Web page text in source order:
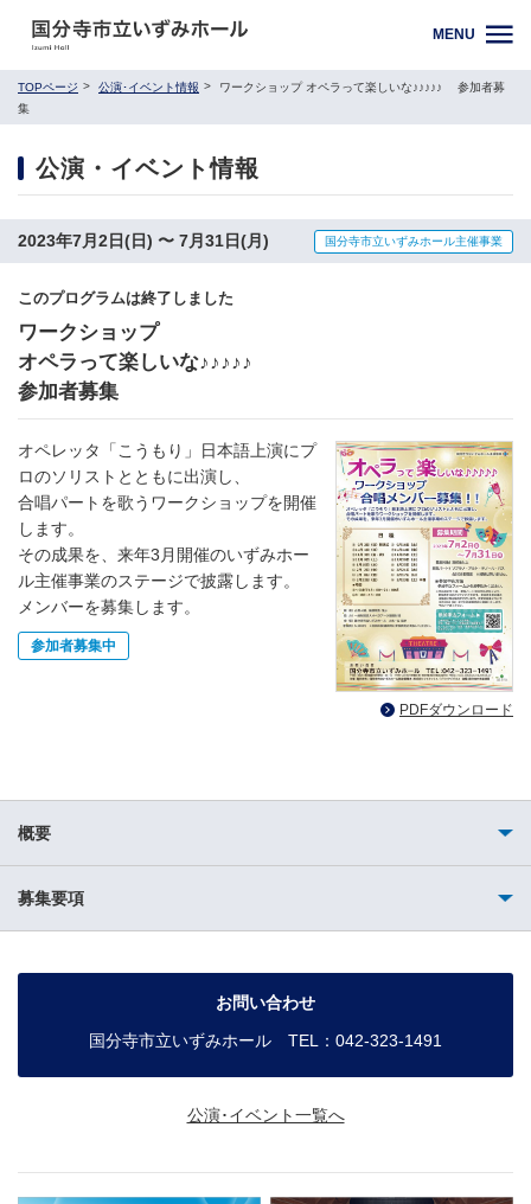
MENU
TOPページ 公演･イベント情報
ワークショップ オペラって楽しいな♪♪♪♪♪ 参加者募
集
公演・イベント情報
2023年7月2日(日) 〜 7月31日(月) 国分寺市立いずみホール主催事業
このプログラムは終了しました
ワークショップ
オペラって楽しいな♪♪♪♪♪
参加者募集
オペレッタ「こうもり」日本語上演にプ
ロのソリストとともに出演し、
合唱パートを歌うワークショップを開催
します。
その成果を、来年3月開催のいずみホー
ル主催事業のステージで披露します。
メンバーを募集します。
参加者募集中
PDFダウンロード
概要
募集要項
お問い合わせ
国分寺市立いずみホール TEL：042-323-1491
公演･イベント一覧へ